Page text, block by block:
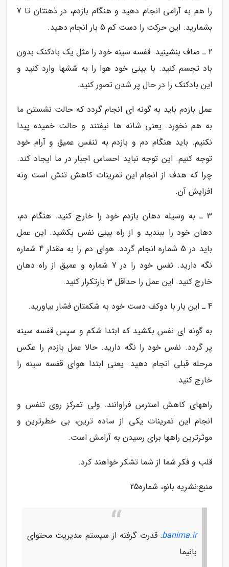
را هم به آرامی انجام دهید و هنگام بازدم، در ذهنتان تا 7
بشمارید. این حرکت را دست کم 5 بار انجام دهید.
2 ـ صاف بنشینید. قفسه سینه خود را مثل یک بادکنک بدون
باد تجسم کنید. با بینی خود هوا را به ششها وارد کنید و
این بادکنک را در حال پر شدن تصور کنید.
عمل بازدم باید به گونه ای انجام گردد که حالت نشستن ما
به هم نخورد. یعنی شانه ها نیفتند و حالت خمیده پیدا
نکنیم. باید هنگام دم و بازدم به تنفس عمیق و آرام خود
توجه کنیم. این توجه نباید احساس اجبار در ما ایجاد کند.
چرا که هدف از انجام این تمرینات کاهش تنش است ونه
افزایش آن.
3 ـ به وسیله دهان بازدم خود را خارج کنید. هنگام دم،
دهان خود را ببندید و از راه بینی نفس بکشید. این عمل
باید در 5 شماره انجام گردد. هوای دم را به مقدار 4 شماره
نگه دارید. نفس خود را در 7 شماره و عمیق از راه دهان
خارج کنید. این عمل را حداقل 3 بارتکرار کنید.
4 ـ این بار با دوکف دست خود به شکمتان فشار بیاورید.
به گونه ای نفس بکشید که ابتدا شکم و سپس قفسه سینه
پر گردد. نفس خود را نگه دارید. حالا عمل بازدم را عکس
مرحله قبلی انجام دهید. یعنی ابتدا هوای قفسه سینه را
خارج کنید.
راههای کاهش استرس فراوانند. ولی تمرکز روی تنفس و
انجام این تمرینات یکی از ساده ترین، بی خطرترین و
موثرترین راهها برای رسیدن به آرامش است.
قلب و فکر شما از شما تشکر خواهند کرد.
منبع:نشریه بانو، شماره25
banima.ir: قدرت گرفته از سیستم مدیریت محتوای
بانیما